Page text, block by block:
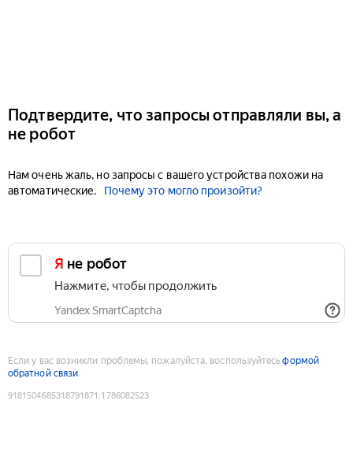
Подтвердите, что запросы отправляли вы, а
не робот
Нам очень жаль, но запросы с вашего устройства похожи на
автоматические.
Почему это могло произойти?
Я не робот
Нажмите, чтобы продолжить
Yandex SmartCaptcha
Если у вас возникли проблемы, пожалуйста, воспользуйтесьформой
обратной связи
9181504685318791871 :1786082523